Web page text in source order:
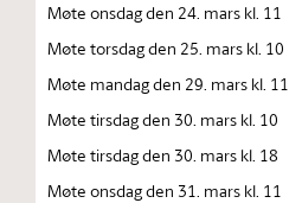
Møte onsdag den 24. mars kl. 11
Møte torsdag den 25. mars kl. 10
Møte mandag den 29. mars kl. 11
Møte tirsdag den 30. mars kl. 10
Møte tirsdag den 30. mars kl. 18
Møte onsdag den 31. mars kl. 11